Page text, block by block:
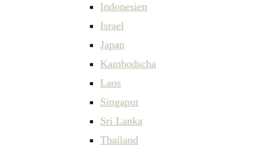
Indonesien
Israel
Japan
Kambodscha
Laos
Singapur
Sri Lanka
Thailand